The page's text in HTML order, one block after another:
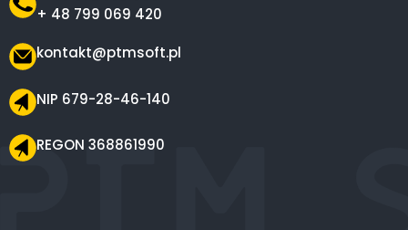
+ 48 799 069 420
kontakt@ptmsoft.pl
NIP 679-28-46-140
REGON 368861990